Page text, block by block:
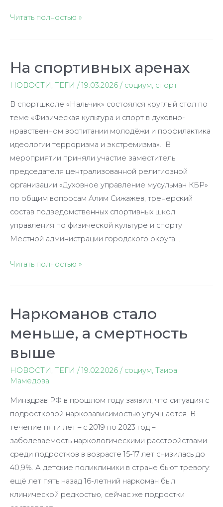
Читать полностью »
На спортивных аренах
НОВОСТИ, ТЕГИ /19.03.2026 / социум, спорт
В спортшколе «Нальчик» состоялся круглый стол по
теме «Физическая культура и спорт в духовно-
нравственном воспитании молодёжи и профилактика
идеологии терроризма и экстремизма». В
мероприятии приняли участие заместитель
председателя централизованной религиозной
организации «Духовное управление мусульман КБР»
по общим вопросам Алим Сижажев, тренерский
состав подведомственных спортивных школ
управления по физической культуре и спорту
Местной администрации городского округа …
Читать полностью »
Наркоманов стало
меньше, а смертность
выше
НОВОСТИ , ТЕГИ /19.02.2026 / социум, Таира
Мамедова
Минздрав РФ в прошлом году заявил, что ситуация с
подростковой наркозависимостью улучшается. В
течение пяти лет – с 2019 по 2023 год –
заболеваемость наркологическими расстройствами
среди подростков в возрасте 15-17 лет снизилась до
40,9%. А детские поликлиники в стране бьют тревогу:
ещё лет пять назад 16-летний наркоман был
клинической редкостью, сейчас же подростки